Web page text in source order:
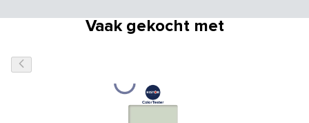
Vaak gekocht met